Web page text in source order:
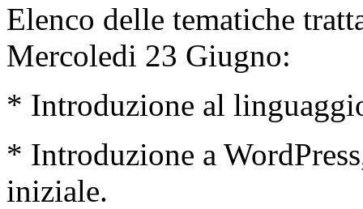
Elenco delle tematiche
Mercoledi 23 Giugno:
* Introduzione al
* Introduzione a
iniziale.